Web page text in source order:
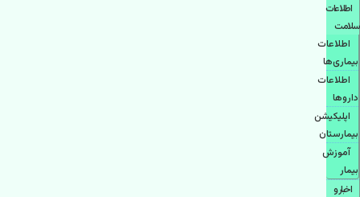
اطلاعات
سلامت
اطلاعات
بیماری‌ها
اطلاعات
دارو‌ها
اپليكيشن
بيمارستان
آموزش
بیمار
اخبار و